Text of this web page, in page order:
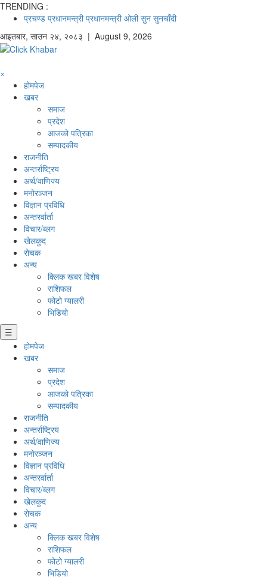
TRENDING :
प्रचण्ड प्रधानमन्त्री प्रधानमन्त्री ओली सुन सुनचाँदी
आइतबार, साउन २४, २०८३ | August 9, 2026
×
होमपेज
खबर
समाज
प्रदेश
आजको पत्रिका
सम्पादकीय
राजनीति
अन्तर्राष्ट्रिय
अर्थ/वाणिज्य
मनाेरञ्जन
विज्ञान प्रविधि
अन्तरर्वार्ता
विचार/ब्लग
खेलकुद
रोचक
अन्य
क्लिक खबर विशेष
राशिफल
फोटो ग्यालरी
भिडियो
☰
होमपेज
खबर
समाज
प्रदेश
आजको पत्रिका
सम्पादकीय
राजनीति
अन्तर्राष्ट्रिय
अर्थ/वाणिज्य
मनाेरञ्जन
विज्ञान प्रविधि
अन्तरर्वार्ता
विचार/ब्लग
खेलकुद
रोचक
अन्य
क्लिक खबर विशेष
राशिफल
फोटो ग्यालरी
भिडियो